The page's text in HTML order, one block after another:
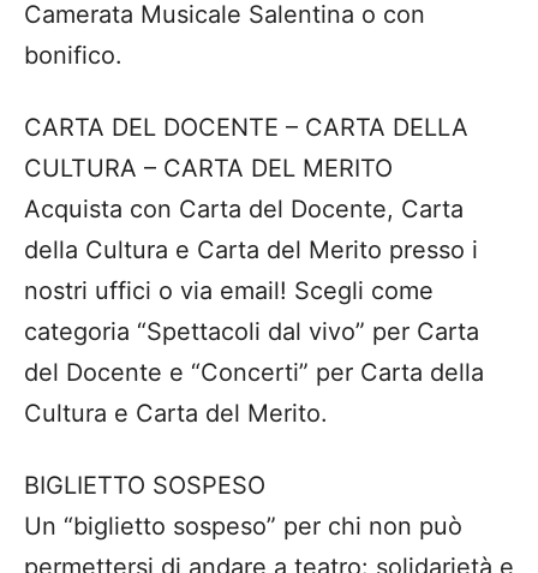
Camerata Musicale Salentina o con
bonifico.
CARTA DEL DOCENTE – CARTA DELLA
CULTURA – CARTA DEL MERITO
Acquista con Carta del Docente, Carta
della Cultura e Carta del Merito presso i
nostri uffici o via email! Scegli come
categoria “Spettacoli dal vivo” per Carta
del Docente e “Concerti” per Carta della
Cultura e Carta del Merito.
BIGLIETTO SOSPESO
Un “biglietto sospeso” per chi non può
permettersi di andare a teatro: solidarietà e